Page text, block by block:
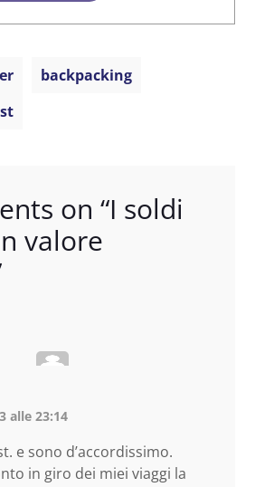
backpacking
on “I soldi
valore
alle 23:14
e sono d’accordissimo.
in giro dei miei viaggi la